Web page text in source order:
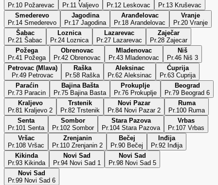
Pr.10 Požarevac
Pr.11 Valjevo
Pr.12 Leskovac
Pr.13 Kruševac
Smederevo
Pr.14 Smederevo
Jagodina
Pr.17 Jagodina
Aranđelovac
Pr.18 Arandelovac
Vranje
Pr.20 Vranje
Šabac
Pr.21 Šabac
Loznica
Pr.24 Loznica
Lazarevac
Pr.27 Lazarevac
Zaječar
Pr.28 Zajecar
Požega
Pr.41 Požega
Obrenovac
Pr.42 Obrenovac
Mladenovac
Pr.43 Mladenovac
Niš
Pr.46 Niš 3
Petrovac (Mlava)
Pr.49 Petrovac
Raška
Pr.58 Raška
Aleksinac
Pr.62 Aleksinac
Ćuprija
Pr.63 Cuprija
Paraćin
Pr.73 Paracin
Bajina Bašta
Pr.75 Bajina Basta
Prokuplje
Pr.76 Prokuplje
Beograd
Pr.79 Beograd 6
Kraljevo
Pr.81 Kraljevo 2
Trstenik
Pr.82 Trstenik
Novi Pazar
Pr.84 Novi Pazar 2
Ruma
Pr.100 Ruma
Senta
Pr.101 Senta
Sombor
Pr.102 Sombor
Stara Pazova
Pr.104 Stara Pazova
Vrbas
Pr.107 Vrbas
Vršac
Pr.108 Vršac
Zrenjanin
Pr.110 Zrenjanin 2
Bečej
Pr.90 Bečej
Inđija
Pr.92 Inđija
Kikinda
Pr.93 Kikinda
Novi Sad
Pr.94 Novi Sad 1
Novi Sad
Pr.98 Novi Sad 5
Novi Sad
Pr.99 Novi Sad 6